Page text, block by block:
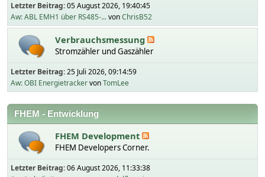
Letzter Beitrag:05 August 2026, 19:40:45
Aw: ABL EMH1 über RS485-...vonChrisB52
Verbrauchsmessung
Stromzähler und Gaszähler
Letzter Beitrag:25 Juli 2026, 09:14:59
Aw: OBI EnergietrackervonTomLee
FHEM - Entwicklung
FHEM Development
FHEM Developers Corner.
Letzter Beitrag:06 August 2026, 11:33:38